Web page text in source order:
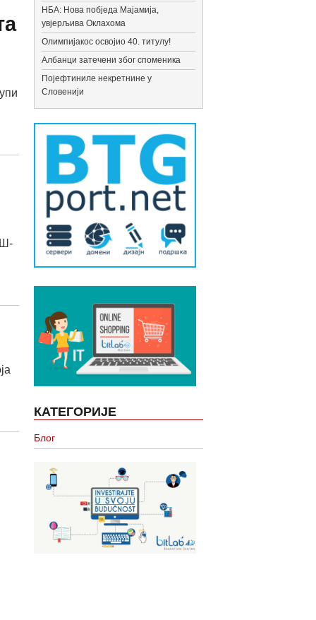
НБА: Нова побједа Мајамија,
увјерљива Оклахома
Олимпијакос освојио 40. титулу!
Албанци затечени због споменика
Појефтиниле некретнине у
Словенији
КАТЕГОРИЈЕ
Блог